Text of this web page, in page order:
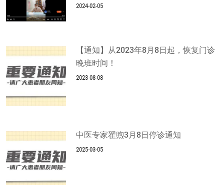
2024-02-05
【通知】从2023年8月8日起，恢复门诊
晚班时间！
2023-08-08
中医专家翟煦3月8日停诊通知
2025-03-05